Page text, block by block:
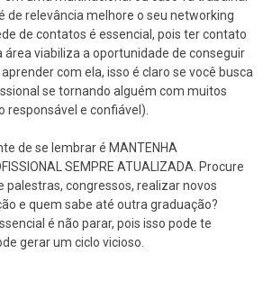
de relevância melhore o seu networking
de contatos é essencial, pois ter contato
área viabiliza a oportunidade de conseguir
com ela, isso é claro se você busca
se tornando alguém com muitos
responsável e confiável).
de se lembrar é MANTENHA
SEMPRE ATUALIZADA. Procure
palestras, congressos, realizar novos
e quem sabe até outra graduação?
é não parar, pois isso pode te
gerar um ciclo vicioso.